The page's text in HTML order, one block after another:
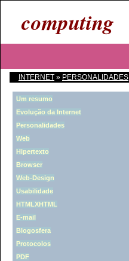
computing
INTERNET » PERSONALIDADES
Um resumo
Evolução da Internet
Personalidades
Web
Hipertexto
Browser
Web-Design
Usabilidade
HTML XHTML
E-mail
Blogosfera
Protocolos
PDF